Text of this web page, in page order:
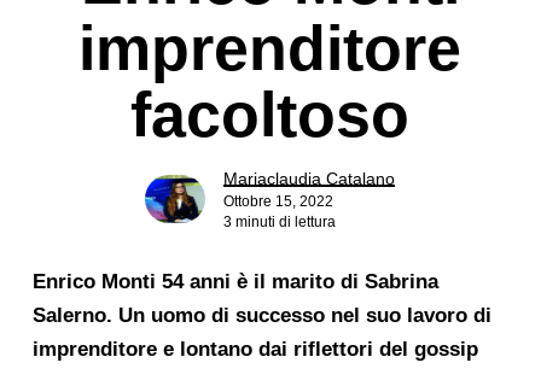
imprenditore
facoltoso
Mariaclaudia Catalano
Ottobre 15, 2022
3 minuti di lettura
Enrico Monti 54 anni è il marito di Sabrina
Salerno. Un uomo di successo nel suo lavoro di
imprenditore e lontano dai riflettori del gossip